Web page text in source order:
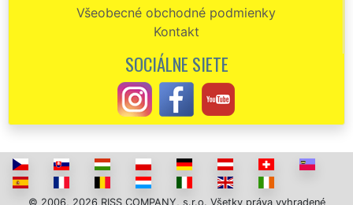
nahádzali do pristavených kontajnerov. Odovzdali nám skutočne
perfektne vypratané garáže. Firmu EXTRA VYPRATÁVANIE určite
Táto firma mi zaisťovala vypratanie garáže v Sobranciach.Musím
uznať že chlapi boli veľmi šikovní. Aj cena bola super.
Ďakujem za včerajšie vypratanie garáže v Sobranciach. Výborná
Všeobecné obchodné podmienky
Kontakt
SOCIÁLNE SIETE
© 2006, 2026 RISS COMPANY, s.r.o. Všetky práva vyhradené